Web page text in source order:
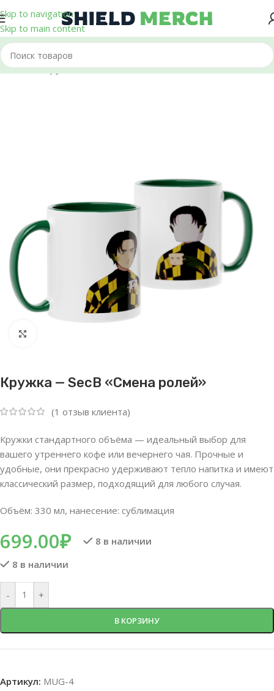
Skip to navigation
Skip to main content
Главная/Кружки
Кружка — SecB «Смена ролей»
(1 отзыв клиента)
Кружки стандартного объёма — идеальный выбор для
вашего утреннего кофе или вечернего чая. Прочные и
удобные, они прекрасно удерживают тепло напитка и имеют
классический размер, подходящий для любого случая.
Объём: 330 мл, нанесение: сублимация
699.00₽
8 в наличии
8 в наличии
- +
В КОРЗИНУ
Артикул: MUG-4